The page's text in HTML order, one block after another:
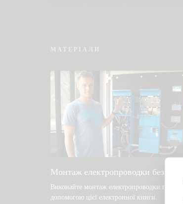
МАТЕРІАЛИ
Монтаж електропроводки без
Виконайте монтаж електропроводки
допомогою цієї електронної книги.